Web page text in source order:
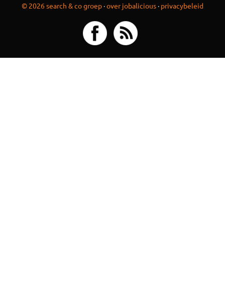
© 2026 search & co groep ·over jobalicious · privacybeleid